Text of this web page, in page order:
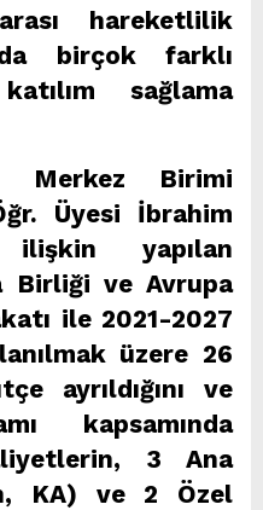
hareketlilik
birçok farklı
sağlama
Merkez Birimi
Üyesi İbrahim
yapılan
Birliği ve Avrupa
ile 2021-2027
üzere 26
ayrıldığını ve
kapsamında
3 Ana
KA) ve 2 Özel